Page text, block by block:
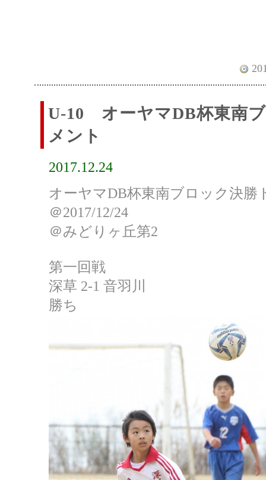
U-10 オーヤマDB杯東南
メント
2017.12.24
オーヤマDB杯東南ブロック決勝
＠2017/12/24
＠みどりヶ丘第2
第一回戦
深草 2-1 音羽川
勝ち